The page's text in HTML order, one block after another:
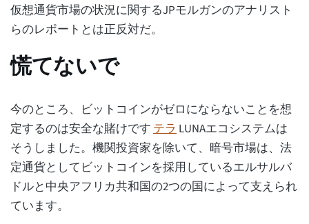
仮想通貨市場の状況に関するJPモルガンのアナリスト
らのレポートとは正反対だ。
慌てないで
今のところ、ビットコインがゼロにならないことを想
定するのは安全な賭けですテラLUNAエコシステムは
そうしました。機関投資家を除いて、暗号市場は、法
定通貨としてビットコインを採用しているエルサルバ
ドルと中央アフリカ共和国の2つの国によって支えられ
ています。